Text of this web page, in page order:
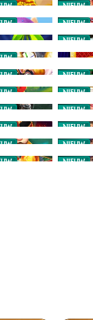
NIEUW
NIEUW
NIEUW
NIEUW
NIEUW
NIEUW
NIEUW
NIEUW
NIEUW